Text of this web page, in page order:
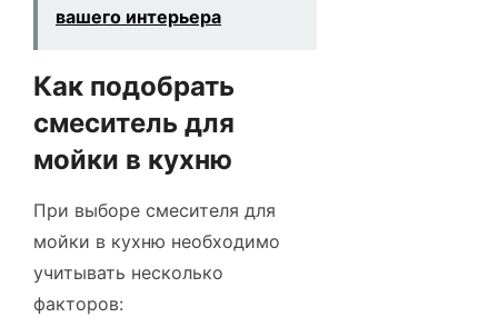
вашего интерьера
Как подобрать
смеситель для
мойки в кухню
При выборе смесителя для
мойки в кухню необходимо
учитывать несколько
факторов: